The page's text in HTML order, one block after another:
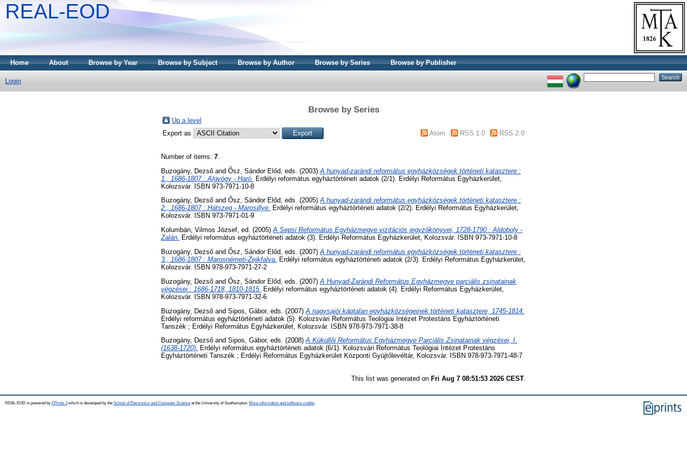
REAL-EOD
Home About Browse by Year Browse by Subject Browse by Author Browse by Series Browse by Publisher
Login
Browse by Series
Up a level
Export as
Atom RSS 1.0 RSS 2.0
Number of items: 7
Buzogány, Dezső and Ősz, Sándor Előd , eds. (2003) A hunyad-zarándi református egyházközségek történeti katasztere :
1., 1686-1807 : Algyógy - Haró. Erdélyi református egyháztörténeti adatok (2/1). Erdélyi Református Egyházkerület,
Kolozsvár. ISBN 973-7971-10-8
Buzogány, Dezső and Ősz, Sándor Előd, eds. (2005)A hunyad-zarándi református egyházközségek történeti katasztere :
2., 1686-1807 : Hátszeg - Marosillye. Erdélyi református egyháztörténeti adatok (2/2). Erdélyi Református Egyházkerület,
Kolozsvár. ISBN 973-7971-01-9
Kolumbán, Vilmos József, ed. (2005)A Sepsi Református Egyházmegye vizitációs jegyzőkönyvei, 1728-1790 : Aldoboly -
Zalán. Erdélyi református egyháztörténeti adatok (3). Erdélyi Református Egyházkerület, Kolozsvár. ISBN 973-7971-10-8
Buzogány, Dezső and Ősz, Sándor Előd , eds. (2007) A hunyad-zarándi református egyházközségek történeti katasztere :
3., 1686-1807 : Marosnémeti-Zejkfalva.
Erdélyi református egyháztörténeti adatok (2/3). Erdélyi Református Egyházkerület,
Kolozsvár. ISBN 978-973-7971-27-2
Buzogány, Dezső and Ősz, Sándor Előd , eds. (2007) A Hunyad-Zarándi Református Egyházmegye parciális zsinatainak
végzései : 1686-1718, 1810-1815. Erdélyi református egyháztörténeti adatok (4). Erdélyi Református Egyházkerület,
Kolozsvár. ISBN 978-973-7971-32-6
Buzogány, Dezső and Sipos, Gábor, eds. (2007) A nagysajói káptalan egyházközségeinek történeti katasztere, 1745-1814.
Erdélyi református egyháztörténeti adatok (5). Kolozsvári Református Teológiai Intézet Protestáns Egyháztörténeti
Tanszék ; Erdélyi Református Egyházkerület, Kolozsvár. ISBN 978-973-7971-38-8
Buzogány, Dezső and Sipos, Gábor, eds. (2008)A Küküllői Református Egyházmegye Parciális Zsinatainak végzései, I.
(1638-1720). Erdélyi református egyháztörténeti adatok (6/1). Kolozsvári Református Teológiai Intézet Protestáns
Egyháztörténeti Tanszék ; Erdélyi Református Egyházkerület Központi Gyüjtőlevéltár, Kolozsvár. ISBN 978-973-7971-48-7
This list was generated on Fri Aug 7 08:51:53 2026 CEST.
REAL-EOD is powered by EPrints 3which is developed by the School of Electronics and Computer Science at the University of Southampton. More information and software credits